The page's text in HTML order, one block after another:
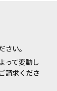
い。
って変動し
請求くださ